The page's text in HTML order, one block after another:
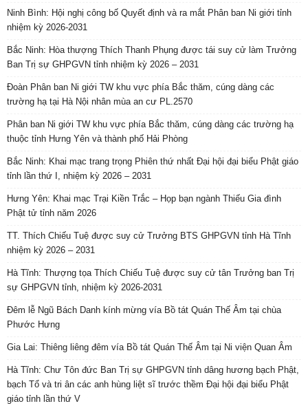
Ninh Bình: Hội nghị công bố Quyết định và ra mắt Phân ban Ni giới tỉnh
nhiệm kỳ 2026-2031
Bắc Ninh: Hòa thượng Thích Thanh Phụng được tái suy cử làm Trưởng
Ban Trị sự GHPGVN tỉnh nhiệm kỳ 2026 – 2031
Đoàn Phân ban Ni giới TW khu vực phía Bắc thăm, cúng dàng các
trường hạ tại Hà Nội nhân mùa an cư PL.2570
Phân ban Ni giới TW khu vực phía Bắc thăm, cúng dàng các trường hạ
thuộc tỉnh Hưng Yên và thành phố Hải Phòng
Bắc Ninh: Khai mạc trang trọng Phiên thứ nhất Đại hội đại biểu Phật giáo
tỉnh lần thứ I, nhiệm kỳ 2026 – 2031
Hưng Yên: Khai mạc Trại Kiền Trắc – Họp bạn ngành Thiếu Gia đình
Phật tử tỉnh năm 2026
TT. Thích Chiếu Tuệ được suy cử Trưởng BTS GHPGVN tỉnh Hà Tĩnh
nhiệm kỳ 2026 – 2031
Hà Tĩnh: Thượng tọa Thích Chiếu Tuệ được suy cử tân Trưởng ban Trị
sự GHPGVN tỉnh, nhiệm kỳ 2026-2031
Đêm lễ Ngũ Bách Danh kính mừng vía Bồ tát Quán Thế Âm tại chùa
Phước Hưng
Gia Lai: Thiêng liêng đêm vía Bồ tát Quán Thế Âm tại Ni viện Quan Âm
Hà Tĩnh: Chư Tôn đức Ban Trị sự GHPGVN tỉnh dâng hương bạch Phật,
bạch Tổ và tri ân các anh hùng liệt sĩ trước thềm Đại hội đại biểu Phật
giáo tỉnh lần thứ V